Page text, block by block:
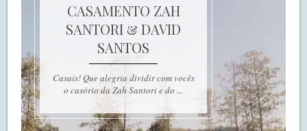
CASAMENTO ZAH
SANTORI & DAVID
SANTOS
Casais! Que alegria dividir com vocês
o casório da Zah Santori e do ...